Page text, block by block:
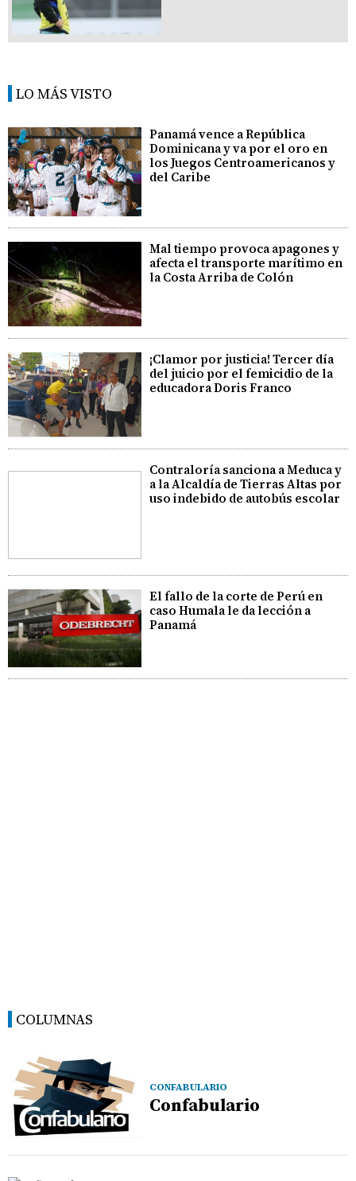
LO MÁS VISTO
Panamá vence a República
Dominicana y va por el oro en
los Juegos Centroamericanos y
del Caribe
Mal tiempo provoca apagones y
afecta el transporte marítimo en
la Costa Arriba de Colón
¡Clamor por justicia! Tercer día
del juicio por el femicidio de la
educadora Doris Franco
Contraloría sanciona a Meduca y
a la Alcaldía de Tierras Altas por
uso indebido de autobús escolar
El fallo de la corte de Perú en
caso Humala le da lección a
Panamá
COLUMNAS
CONFABULARIO
Confabulario